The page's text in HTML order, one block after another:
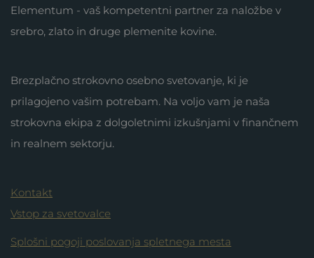
Elementum - vaš kompetentni partner za naložbe v
srebro, zlato in druge plemenite kovine.
Brezplačno strokovno osebno svetovanje, ki je
prilagojeno vašim potrebam. Na voljo vam je naša
strokovna ekipa z dolgoletnimi izkušnjami v finančnem
in realnem sektorju.
Kontakt
Vstop za svetovalce
Splošni pogoji poslovanja spletnega mesta